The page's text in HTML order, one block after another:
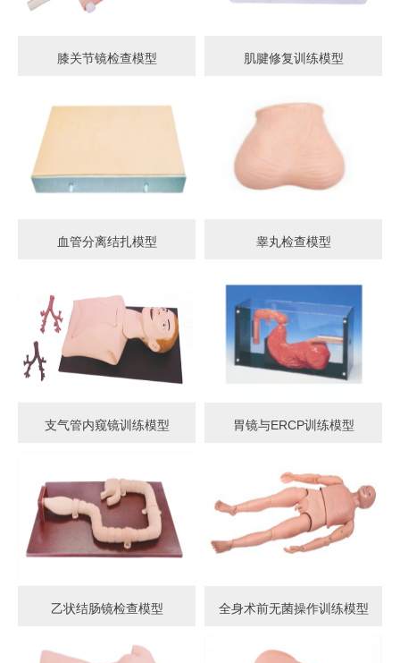
膝关节镜检查模型 肌腱修复训练模型
血管分离结扎模型 睾丸检查模型
支气管内窥镜训练模型 胃镜与ERCP训练模型
乙状结肠镜检查模型 全身术前无菌操作训练模型